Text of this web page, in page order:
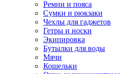
Ремни и пояса
Сумки и рюкзаки
Чехлы для гаджетов
Гетры и носки
Экипировка
Бутылки для воды
Мячи
Кошельки